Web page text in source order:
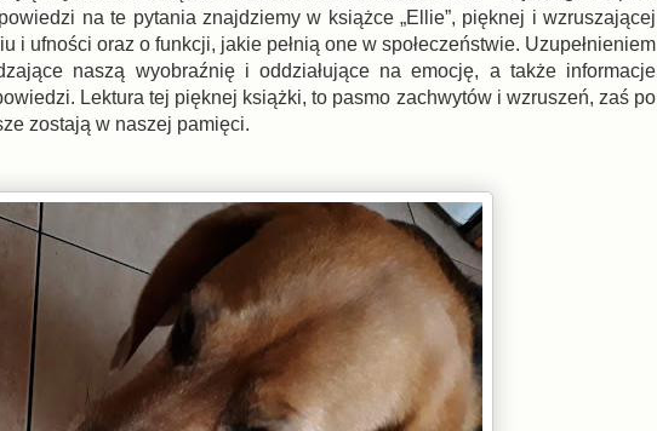
na te pytania znajdziemy w książce „Ellie”, pięknej i wzruszającej
ufności oraz o funkcji, jakie pełnią one w społeczeństwie. Uzupełnieniem
naszą wyobraźnię i oddziałujące na emocję, a także informacje
Lektura tej pięknej książki, to pasmo zachwytów i wzruszeń, zaś po
zostają w naszej pamięci.